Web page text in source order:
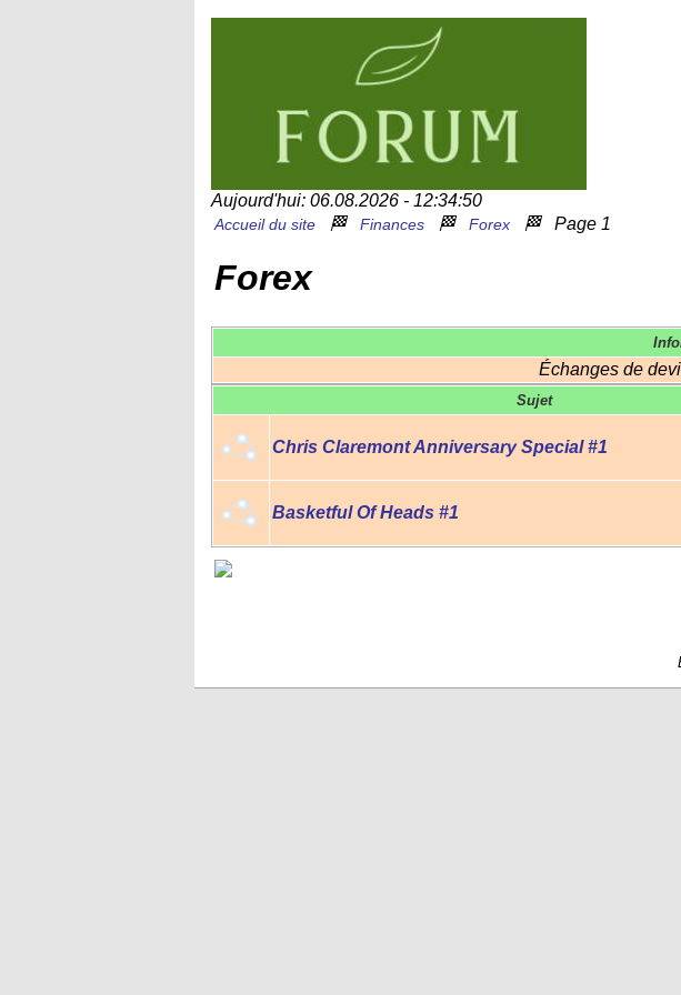
Aujourd'hui: 06.08.2026 - 12:34:50
Accueil du site 🏁 Finances 🏁 Forex 🏁 Page 1
Forex
Échanges de
Sujet
Chris Claremont Anniversary Special #1
Basketful Of Heads #1